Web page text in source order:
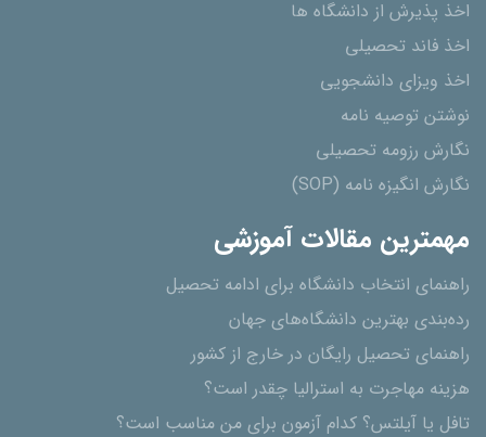
اخذ پذیرش از دانشگاه ھا
اخذ فاند تحصیلی
اخذ ویزای دانشجویی
نوشتن توصیه نامه
نگارش رزومه تحصیلی
نگارش انگیزه نامه (SOP)
مهمترین مقالات آموزشی
راهنمای انتخاب دانشگاه برای ادامه تحصیل
رده‌بندی بهترین دانشگاه‌های جهان
راهنمای تحصیل رایگان در خارج از کشور
هزینه مهاجرت به استرالیا چقدر است؟
تافل یا آیلتس؟ کدام آزمون برای من مناسب است؟